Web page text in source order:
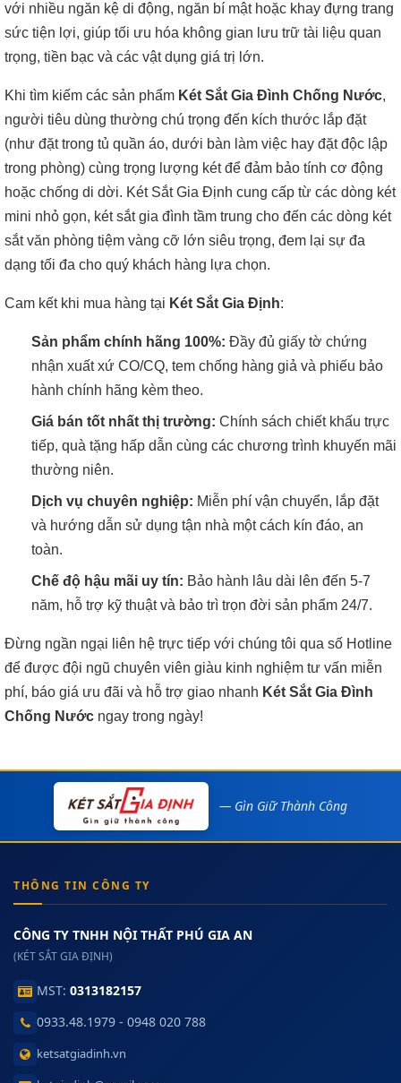
với nhiều ngăn kệ di động, ngăn bí mật hoặc khay đựng trang
sức tiện lợi, giúp tối ưu hóa không gian lưu trữ tài liệu quan
trọng, tiền bạc và các vật dụng giá trị lớn.
Khi tìm kiếm các sản phẩm Két Sắt Gia Đình Chống Nước,
người tiêu dùng thường chú trọng đến kích thước lắp đặt
(như đặt trong tủ quần áo, dưới bàn làm việc hay đặt độc lập
trong phòng) cùng trọng lượng két để đảm bảo tính cơ động
hoặc chống di dời. Két Sắt Gia Định cung cấp từ các dòng két
mini nhỏ gọn, két sắt gia đình tầm trung cho đến các dòng két
sắt văn phòng tiệm vàng cỡ lớn siêu trọng, đem lại sự đa
dạng tối đa cho quý khách hàng lựa chọn.
Cam kết khi mua hàng tại Két Sắt Gia Định:
Sản phẩm chính hãng 100%: Đầy đủ giấy tờ chứng
nhận xuất xứ CO/CQ, tem chống hàng giả và phiếu bảo
hành chính hãng kèm theo.
Giá bán tốt nhất thị trường: Chính sách chiết khấu trực
tiếp, quà tặng hấp dẫn cùng các chương trình khuyến mãi
thường niên.
Dịch vụ chuyên nghiệp: Miễn phí vận chuyển, lắp đặt
và hướng dẫn sử dụng tận nhà một cách kín đáo, an
toàn.
Chế độ hậu mãi uy tín: Bảo hành lâu dài lên đến 5-7
năm, hỗ trợ kỹ thuật và bảo trì trọn đời sản phẩm 24/7.
Đừng ngần ngại liên hệ trực tiếp với chúng tôi qua số Hotline
để được đội ngũ chuyên viên giàu kinh nghiệm tư vấn miễn
phí, báo giá ưu đãi và hỗ trợ giao nhanh Két Sắt Gia Đình
Chống Nước ngay trong ngày!
— Gìn Giữ Thành Công
THÔNG TIN CÔNG TY
CÔNG TY TNHH NỘI THẤT PHÚ GIA AN
(KÉT SẮT GIA ĐỊNH)
MST: 0313182157
0933.48.1979 - 0948 020 788
ketsatgiadinh.vn